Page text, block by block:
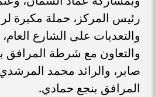
رئيس المركز، حملة مكبرة
والتعديات على الشارع
والتعاون مع شرطة المرافق
صابر، والرائد محمد
المرافق بنجع حمادي.